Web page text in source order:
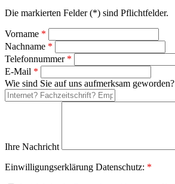
Die markierten Felder (*) sind Pflichtfelder.
Vorname *
Nachname *
Telefonnummer *
E-Mail *
Wie sind Sie auf uns aufmerksam geworden?
Ihre Nachricht
Einwilligungserklärung Datenschutz: *